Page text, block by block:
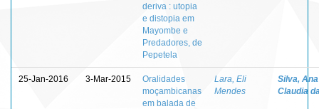
deriva : utopia
e distopia em
Mayombe e
Predadores, de
Pepetela
25-Jan-2016 3-Mar-2015
Oralidades
moçambicanas
em balada de
Lara, Eli
Mendes
Silva, Ana
Claudia